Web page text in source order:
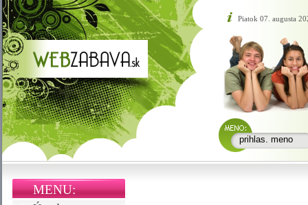
Piatok 07. augusta
MENU: